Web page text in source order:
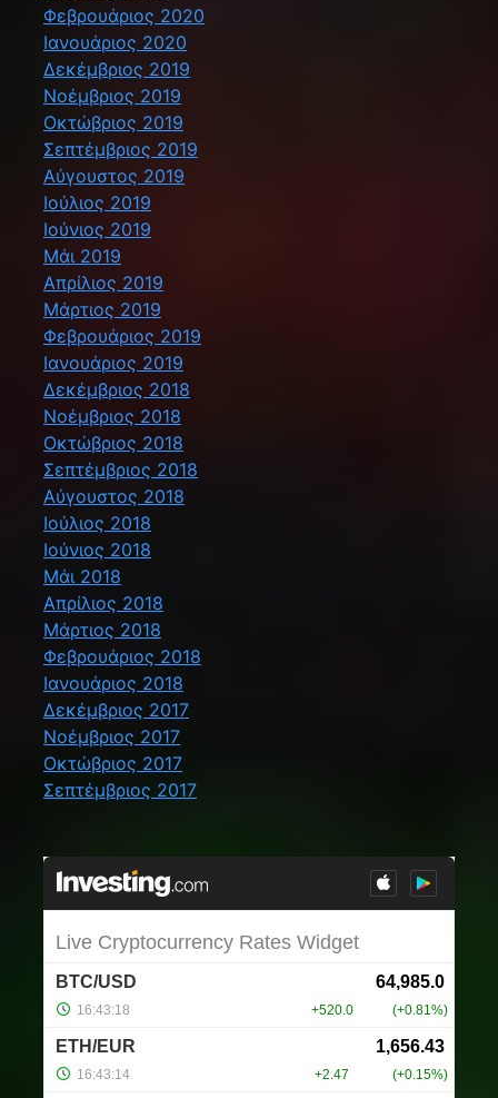
Φεβρουάριος 2020
Ιανουάριος 2020
Δεκέμβριος 2019
Νοέμβριος 2019
Οκτώβριος 2019
Σεπτέμβριος 2019
Αύγουστος 2019
Ιούλιος 2019
Ιούνιος 2019
Μάι 2019
Απρίλιος 2019
Μάρτιος 2019
Φεβρουάριος 2019
Ιανουάριος 2019
Δεκέμβριος 2018
Νοέμβριος 2018
Οκτώβριος 2018
Σεπτέμβριος 2018
Αύγουστος 2018
Ιούλιος 2018
Ιούνιος 2018
Μάι 2018
Απρίλιος 2018
Μάρτιος 2018
Φεβρουάριος 2018
Ιανουάριος 2018
Δεκέμβριος 2017
Νοέμβριος 2017
Οκτώβριος 2017
Σεπτέμβριος 2017